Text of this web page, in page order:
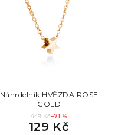
Náhrdelník HVĚZDA ROSE
GOLD
449 Kč–71 %
129 Kč